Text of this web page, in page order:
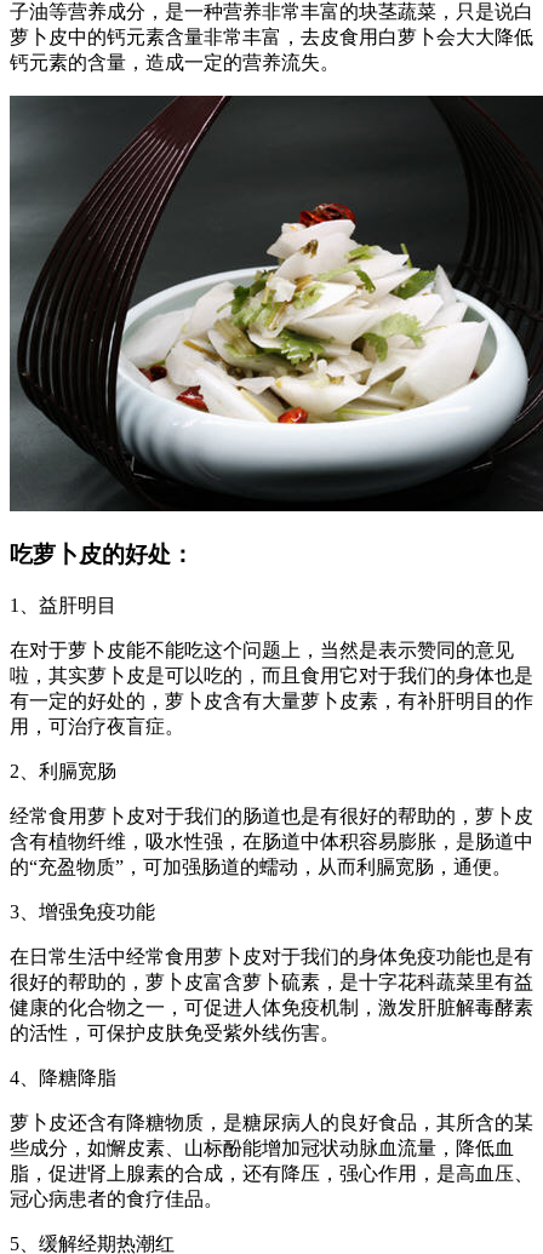
子油等营养成分，是一种营养非常丰富的块茎蔬菜，只是说白
萝卜皮中的钙元素含量非常丰富，去皮食用白萝卜会大大降低
钙元素的含量，造成一定的营养流失。
吃萝卜皮的好处：
1、益肝明目
在对于萝卜皮能不能吃这个问题上，当然是表示赞同的意见
啦，其实萝卜皮是可以吃的，而且食用它对于我们的身体也是
有一定的好处的，萝卜皮含有大量萝卜皮素，有补肝明目的作
用，可治疗夜盲症。
2、利膈宽肠
经常食用萝卜皮对于我们的肠道也是有很好的帮助的，萝卜皮
含有植物纤维，吸水性强，在肠道中体积容易膨胀，是肠道中
的“充盈物质”，可加强肠道的蠕动，从而利膈宽肠，通便。
3、增强免疫功能
在日常生活中经常食用萝卜皮对于我们的身体免疫功能也是有
很好的帮助的，萝卜皮富含萝卜硫素，是十字花科蔬菜里有益
健康的化合物之一，可促进人体免疫机制，激发肝脏解毒酵素
的活性，可保护皮肤免受紫外线伤害。
4、降糖降脂
萝卜皮还含有降糖物质，是糖尿病人的良好食品，其所含的某
些成分，如懈皮素、山标酚能增加冠状动脉血流量，降低血
脂，促进肾上腺素的合成，还有降压，强心作用，是高血压、
冠心病患者的食疗佳品。
5、缓解经期热潮红